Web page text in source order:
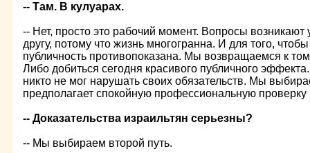
-- Там. В кулуарах.
-- Нет, просто это рабочий момент. Вопросы возникают
другу, потому что жизнь многогранна. И для того,
публичность противопоказана. Мы возвращаемся к
Либо добиться сегодня красивого публичного
никто не мог нарушать своих обязательств. Мы
предполагает спокойную профессиональную
-- Доказательства израильтян серьезны?
-- Мы выбираем второй путь.